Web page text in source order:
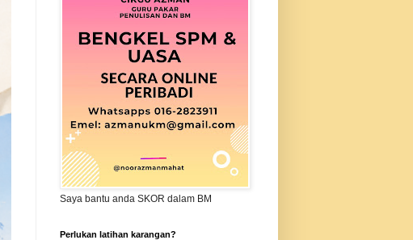
Saya bantu anda SKOR dalam BM
Perlukan latihan karangan?